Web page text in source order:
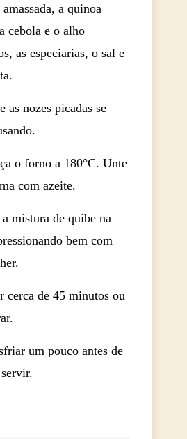
a quinoa
cebola e o alho
as especiarias, o sal e
as nozes picadas se
o forno a 180°C. Unte
com azeite.
mistura de quibe na
bem com
cerca de 45 minutos ou
um pouco antes de